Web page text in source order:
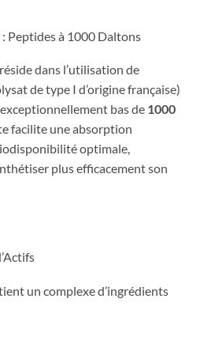
Peptides à 1000 Daltons
dans l’utilisation de
de type I d’origine française)
bas de 1000
facilite une absorption
optimale,
plus efficacement son
un complexe d’ingrédients